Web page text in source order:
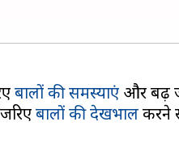
बालों की समस्याएं और बढ़
बालों की देखभालकरने